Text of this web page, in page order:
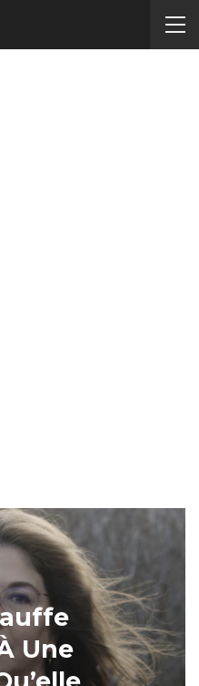
Une